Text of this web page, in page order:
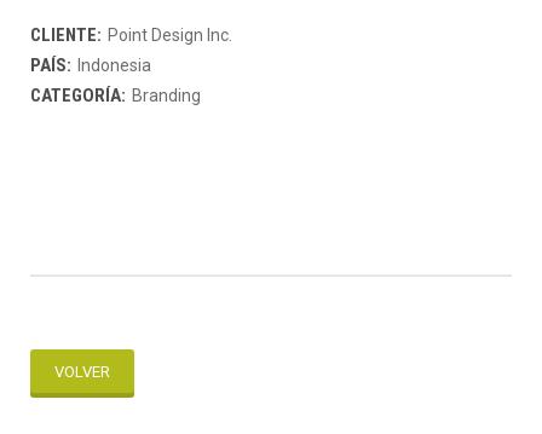
CLIENTE: Point Design Inc.
PAÍS: Indonesia
CATEGORÍA: Branding
VOLVER